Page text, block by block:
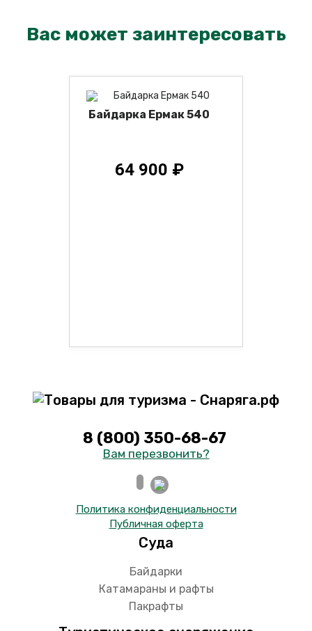
Вас может заинтересовать
Байдарка Ермак 540
64 900 ₽
8 (800) 350-68-67
Вам перезвонить?
Политика конфиденциальности
Публичная оферта
Суда
Байдарки
Катамараны и рафты
Пакрафты